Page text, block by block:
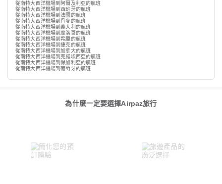
從南特大西洋機場到阿爾及利亞的航班
從南特大西洋機場到西班牙的航班
從南特大西洋機場到法國的航班
從南特大西洋機場到丹麥的航班
從南特大西洋機場到義大利的航班
從南特大西洋機場到摩洛哥的航班
從南特大西洋機場到希臘的航班
從南特大西洋機場到捷克的航班
從南特大西洋機場到加拿大的航班
從南特大西洋機場到克羅埃西亞的航班
從南特大西洋機場到保加利亞的航班
從南特大西洋機場到葡萄牙的航班
為什麼一定要選擇Airpaz旅行